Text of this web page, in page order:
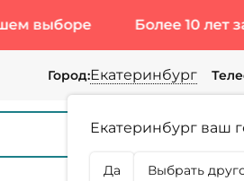
Более 10 лет заботимся
Город:Екатеринбург
Екатеринбург ваш
Да Выбрать